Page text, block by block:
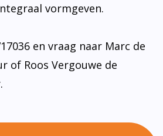
vormgeven.
en vraag naar Marc de
of Roos Vergouwe de